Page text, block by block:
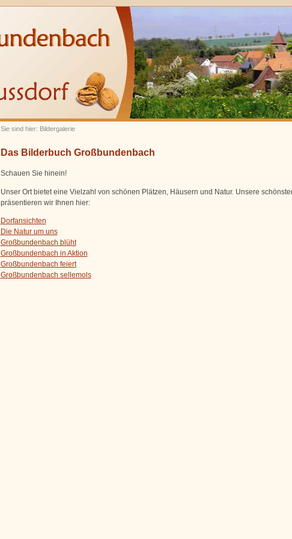
Sie sind hier: Bildergalerie
Das Bilderbuch Großbundenbach
Schauen Sie hinein!
Unser Ort bietet eine Vielzahl von schönen Plätzen, Häusern und Natur. Unsere
präsentieren wir Ihnen hier:
Dorfansichten
Die Natur um uns
Großbundenbach blüht
Großbundenbach in Aktion
Großbundenbach feiert
Großbundenbach sellemols